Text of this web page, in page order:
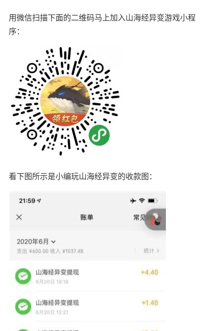
用微信扫描下面的二维码马上加入山海经异变游戏小程
序：
看下图所示是小编玩山海经异变的收款图：